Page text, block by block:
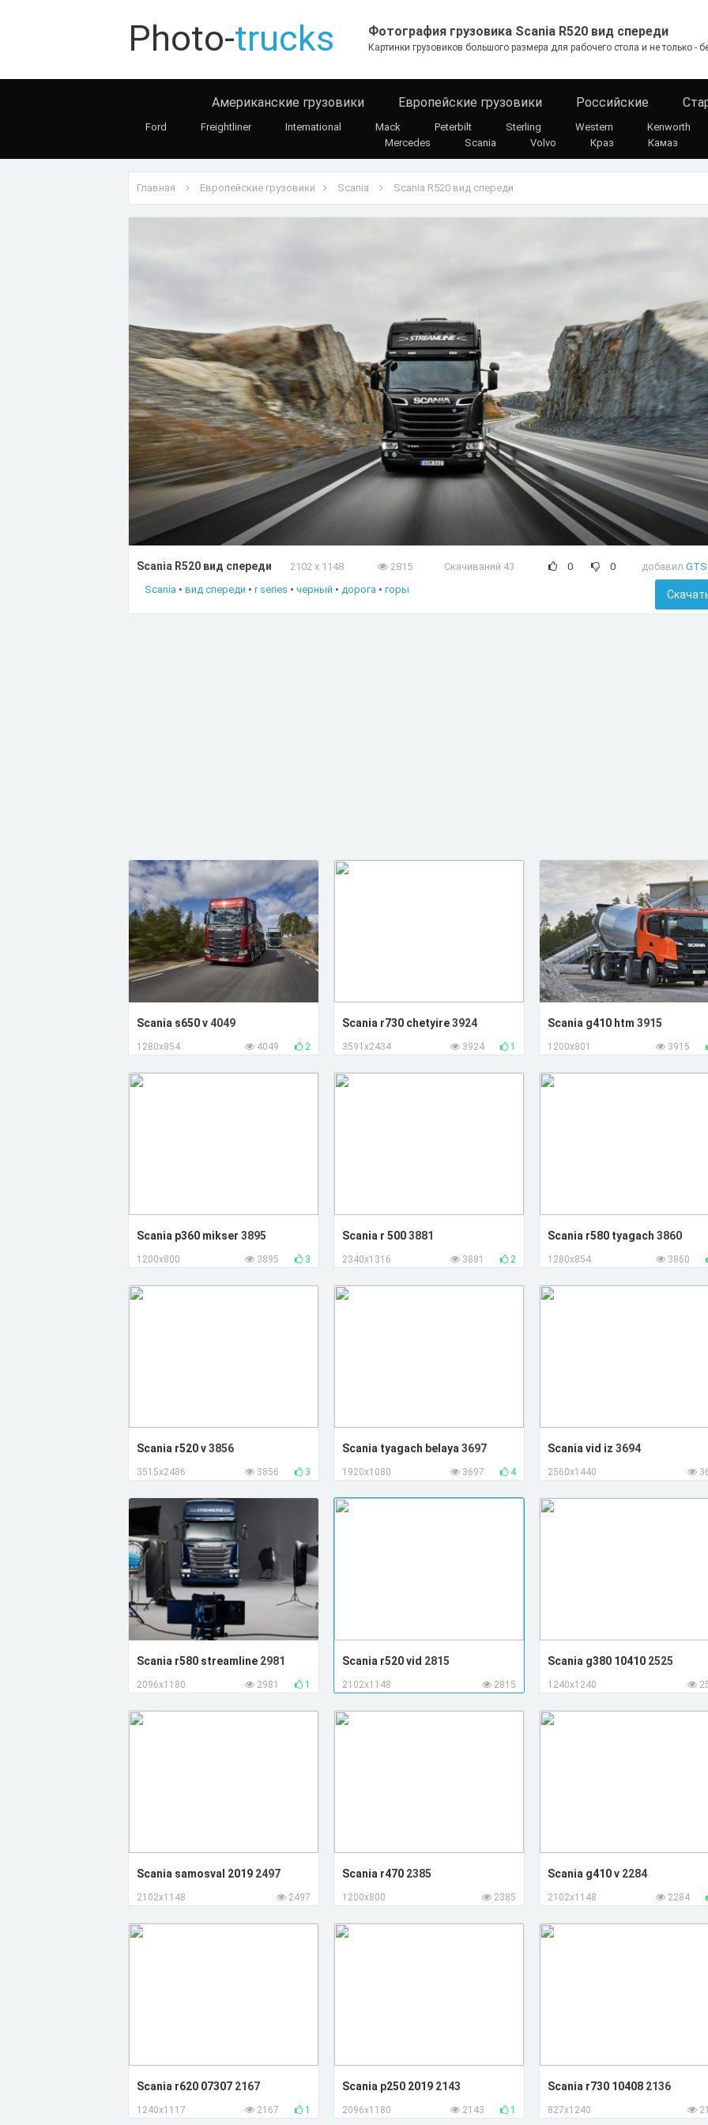
Photo-trucks Фотография грузовика Scania R520 вид спереди
Картинки грузовиков большого размера для рабочего стола и не только -
Американские грузовики Европейские грузовики Российские
Ford Freightliner International Mack Peterbilt Sterling Western
Kenworth
Mercedes
Scania Volvo Краз Камаз
Главная Европейские грузовики Scania Scania R520 вид спереди
Scania R520 вид спереди 2102 x 1148 2815 Скачиваний 43 0 0 добавил GTS
Scania • вид спереди • r series • черный • дорога • горы
Scania s650 v 4049
1280x854 2
4049
Scania r730 chetyire3924
3591x2434 1
3924
Scania g410 htm 3915
1200x801 3915
Scania p360 mikser 3895
1200x800 3
3895
Scania r 5003881
2340x1316 2
3881
Scania r580 tyagach 3860
1280x854 3860
Scania r520 v3856
3515x2486 3
3856
Scania tyagach belaya3697
1920x1080 4
3697
Scania vid iz 3694
2560x1440
Scania r580 streamline 2981
2096x1180 1
2981
Scania r520 vid 2815
2102x1148 2815
Scania g380 10410 2525
1240x1240
Scania samosval 2019 2497
2102x1148 2497
Scania r470 2385
1200x800 2385
Scania g410 v 2284
2102x1148 2284
Scania r620 07307 2167
1240x1117 1
2167
Scania p250 2019 2143
2096x1180 1
2143
Scania r730 10408 2136
827x1240